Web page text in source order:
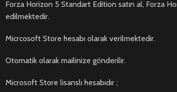
Forza Horizon 5 Standart Edition satın al, Forza
edilmektedir.
Micrcosoft Store hesabı olarak verilmektedir.
Otomatik olarak mailinize gönderilir.
Microsoft Store lisanslı hesabıdır ;